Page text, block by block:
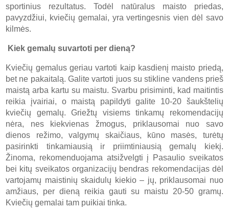
sportinius rezultatus. Todėl natūralus maisto priedas,
pavyzdžiui, kviečių gemalai, yra vertingesnis vien dėl savo
kilmės.
Kiek gemalų suvartoti per dieną?
Kviečių gemalus geriau vartoti kaip kasdienį maisto priedą,
bet ne pakaitalą. Galite vartoti juos su stikline vandens prieš
maistą arba kartu su maistu. Svarbu prisiminti, kad maitintis
reikia įvairiai, o maistą papildyti galite 10-20 šaukštelių
kviečių gemalų. Griežtų visiems tinkamų rekomendacijų
nėra, nes kiekvienas žmogus, priklausomai nuo savo
dienos režimo, valgymų skaičiaus, kūno masės, turėtų
pasirinkti tinkamiausią ir priimtiniausią gemalų kiekį.
Žinoma, rekomenduojama atsižvelgti į Pasaulio sveikatos
bei kitų sveikatos organizacijų bendras rekomendacijas dėl
vartojamų maistinių skaidulų kiekio – jų, priklausomai nuo
amžiaus, per dieną reikia gauti su maistu 20-50 gramų.
Kviečių gemalai tam puikiai tinka.